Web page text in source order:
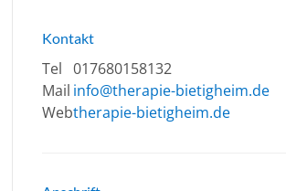
Kontakt
Tel 017680158132
Mail info@therapie-bietigheim.de
Webtherapie-bietigheim.de